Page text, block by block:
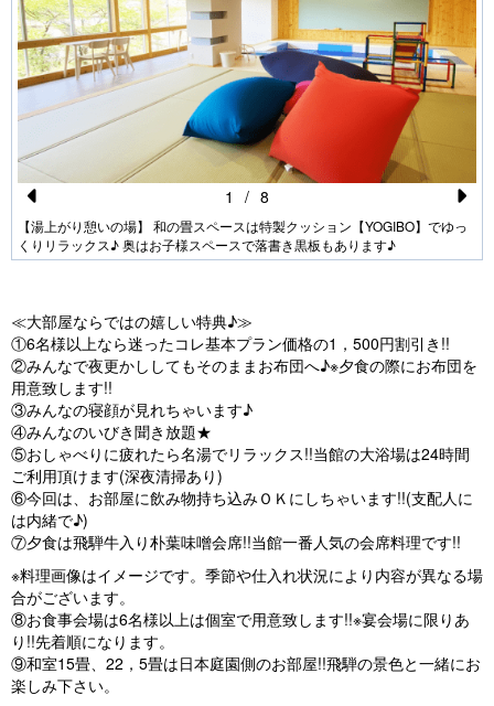
Pr
e
o
u
s
【湯上がり憩いの場】 和の畳スペースは特製クッション【YOGIBO】でゆっ
くりリラックス♪ 奥はお子様スペースで落書き黒板もあります♪
N
e
1 / 8
≪大部屋ならではの嬉しい特典♪≫
①6名様以上なら迷ったコレ基本プラン価格の1，500円割引き!!
②みんなで夜更かししてもそのままお布団へ♪※夕食の際にお布団を
用意致します!!
③みんなの寝顔が見れちゃいます♪
④みんなのいびき聞き放題★
⑤おしゃべりに疲れたら名湯でリラックス!!当館の大浴場は24時間
ご利用頂けます(深夜清掃あり)
⑥今回は、お部屋に飲み物持ち込みＯＫにしちゃいます!!(支配人に
は内緒で♪)
⑦夕食は飛騨牛入り朴葉味噌会席!!当館一番人気の会席料理です!!
※料理画像はイメージです。季節や仕入れ状況により内容が異なる場
合がございます。
⑧お食事会場は6名様以上は個室で用意致します!!※宴会場に限りあ
り!!先着順になります。
⑨和室15畳、22，5畳は日本庭園側のお部屋!!飛騨の景色と一緒にお
楽しみ下さい。